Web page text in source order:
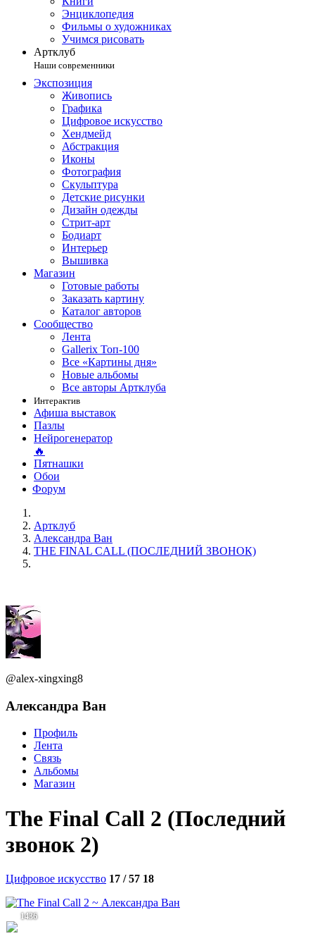
Энциклопедия
Фильмы о художниках
Учимся рисовать
Артклуб
Наши современники
Экспозиция
Живопись
Графика
Цифровое искусство
Хендмейд
Абстракция
Иконы
Фотография
Скульптура
Детские рисунки
Дизайн одежды
Стрит-арт
Бодиарт
Интерьер
Вышивка
Магазин
Готовые работы
Заказать картину
Каталог авторов
Сообщество
Лента
Gallerix Топ-100
Все «Картины дня»
Новые альбомы
Все авторы Артклуба
Интерактив
Афиша выставок
Пазлы
Нейрогенератор
🔥
Пятнашки
Обои
Форум
Артклуб
Александра Ван
THE FINAL CALL (ПОСЛЕДНИЙ ЗВОНОК)
@alex-xingxing8
Александра Ван
Профиль
Лента
Связь
Альбомы
Магазин
The Final Call 2 (Последний
звонок 2)
Цифровое искусство 17 / 57 18
1436